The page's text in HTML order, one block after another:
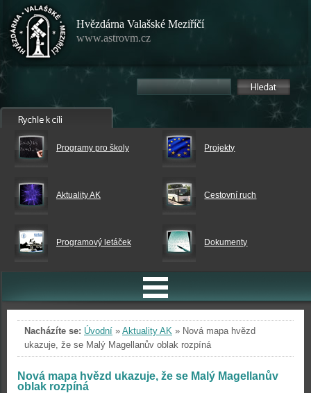
Hvězdárna Valašské Meziříčí
www.astrovm.cz
Programy pro školy Projekty
Aktuality AK Cestovní ruch
Programový letáček Dokumenty
Nacházíte se: Úvodní » Aktuality AK » Nová mapa hvězd
ukazuje, že se Malý Magellanův oblak rozpíná
Nová mapa hvězd ukazuje, že se Malý Magellanův
oblak rozpíná